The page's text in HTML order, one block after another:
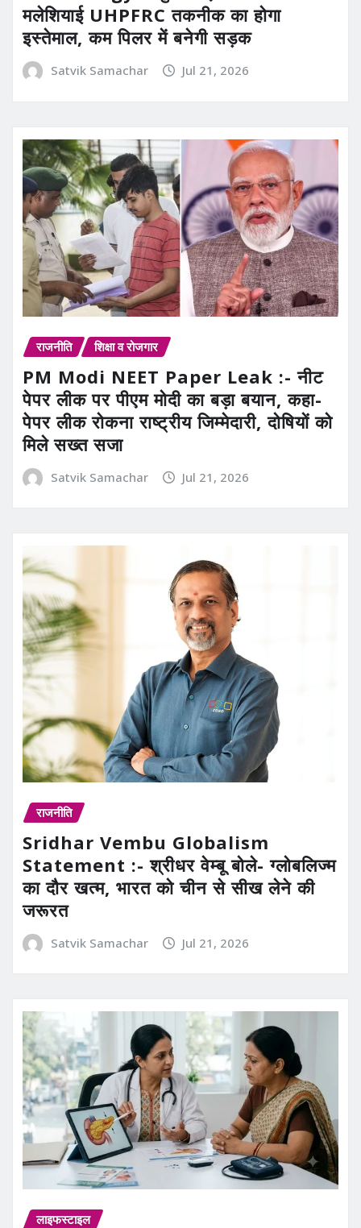
मलेशियाई UHPFRC तकनीक का होगा
इस्तेमाल, कम पिलर में बनेगी सड़क
Satvik Samachar Jul 21, 2026
राजनीति शिक्षा व रोजगार
PM Modi NEET Paper Leak :- नीट
पेपर लीक पर पीएम मोदी का बड़ा बयान, कहा-
पेपर लीक रोकना राष्ट्रीय जिम्मेदारी, दोषियों को
मिले सख्त सजा
Satvik Samachar Jul 21, 2026
राजनीति
Sridhar Vembu Globalism
Statement :- श्रीधर वेम्बू बोले- ग्लोबलिज्म
का दौर खत्म, भारत को चीन से सीख लेने की
जरूरत
Satvik Samachar Jul 21, 2026
लाइफस्टाइल